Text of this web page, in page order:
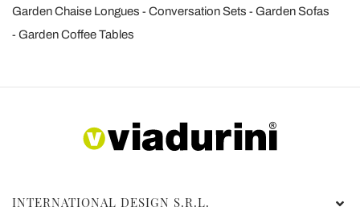
Garden Chaise Longues Conversation Sets
Garden Sofas
Garden Coffee Tables
INTERNATIONAL DESIGN S.R.L.